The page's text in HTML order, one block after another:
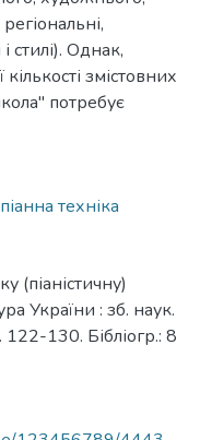
стилі). Однак,
змістовних
потребує
техніка
(піаністичну)
України : зб. наук.
130. Бібліогр.: 8